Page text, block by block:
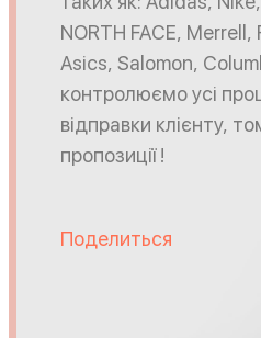
NORTH FACE, Merrell,
Asics, Salomon,
контролюємо усі
відправки клієнту,
пропозиції !
Поделиться